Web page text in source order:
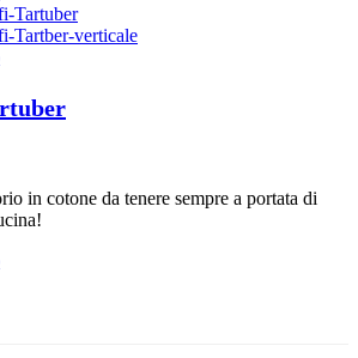
in cotone da tenere sempre a portata di